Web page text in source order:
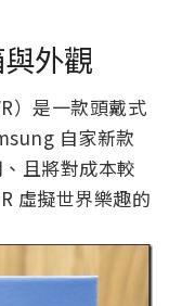
外觀
）是一款頭戴式
自家新款
且將對成本較
虛擬世界樂趣的